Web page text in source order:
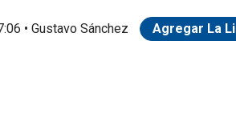
• Gustavo Sánchez Agregar La